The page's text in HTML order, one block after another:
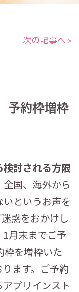
次の記事へ »
予約枠増枠
討される方限
全国、海外から
というお声を
惑をおかけし
月末までご予
枠を増枠いた
ます。ご予約
プリインスト